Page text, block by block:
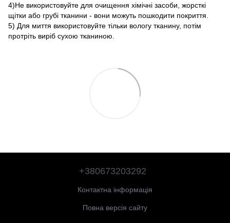
4)Не використовуйте для очищення хімічні засоби, жорсткі
щітки або грубі тканини - вони можуть пошкодити покриття.
5) Для миття використовуйте тільки вологу тканину, потім
протріть виріб сухою тканиною.
+380673203292
Контактна інформація
Повна версія сайту